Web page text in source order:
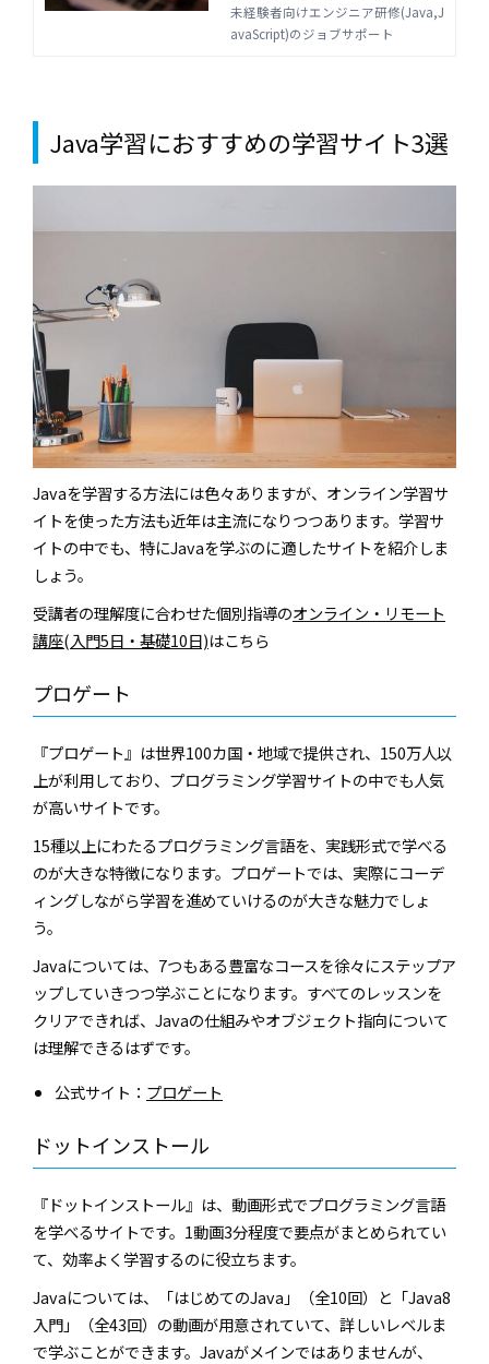
JavaScript)のジョブサポ
ート
学べば良いのか、学習方法やコツを
解説します。Javaの基礎知識と合わ
未経験者向けエンジニア研修(Java,J
avaScript)のジョブサポート
Java学習におすすめの学習サイト3選
Javaを学習する方法には色々ありますが、オンライン学習サ
イトを使った方法も近年は主流になりつつあります。学習サ
イトの中でも、特にJavaを学ぶのに適したサイトを紹介しま
しょう。
受講者の理解度に合わせた個別指導のオンライン・リモート
講座(入門5日・基礎10日)はこちら
プロゲート
『プロゲート』は世界100カ国・地域で提供され、150万人以
上が利用しており、プログラミング学習サイトの中でも人気
が高いサイトです。
15種以上にわたるプログラミング言語を、実践形式で学べる
のが大きな特徴になります。プロゲートでは、実際にコーデ
ィングしながら学習を進めていけるのが大きな魅力でしょ
う。
Javaについては、7つもある豊富なコースを徐々にステップア
ップしていきつつ学ぶことになります。すべてのレッスンを
クリアできれば、Javaの仕組みやオブジェクト指向について
は理解できるはずです。
公式サイト： プロゲート
ドットインストール
『ドットインストール』は、動画形式でプログラミング言語
を学べるサイトです。1動画3分程度で要点がまとめられてい
て、効率よく学習するのに役立ちます。
Javaについては、「はじめてのJava」（全10回）と「Java8
入門」（全43回）の動画が用意されていて、詳しいレベルま
で学ぶことができます。Javaがメインではありませんが、